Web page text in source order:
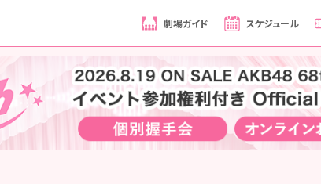
劇場ガイド スケジュール